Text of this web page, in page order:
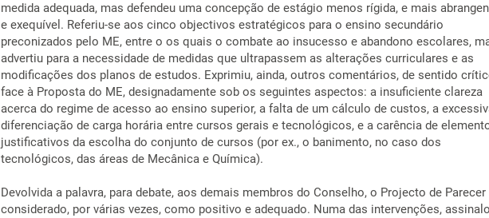
medida adequada, mas defendeu uma concepção de estágio menos rígida, e mais
e exequível. Referiu-se aos cinco objectivos estratégicos para o ensino secundário
preconizados pelo ME, entre o os quais o combate ao insucesso e abandono escolares,
advertiu para a necessidade de medidas que ultrapassem as alterações curriculares e as
modificações dos planos de estudos. Exprimiu, ainda, outros comentários, de sentido
face à Proposta do ME, designadamente sob os seguintes aspectos: a insuficiente clareza
acerca do regime de acesso ao ensino superior, a falta de um cálculo de custos, a
diferenciação de carga horária entre cursos gerais e tecnológicos, e a carência de
justificativos da escolha do conjunto de cursos (por ex., o banimento, no caso dos
tecnológicos, das áreas de Mecânica e Química).
Devolvida a palavra, para debate, aos demais membros do Conselho, o Projecto de
considerado, por várias vezes, como positivo e adequado. Numa das intervenções,